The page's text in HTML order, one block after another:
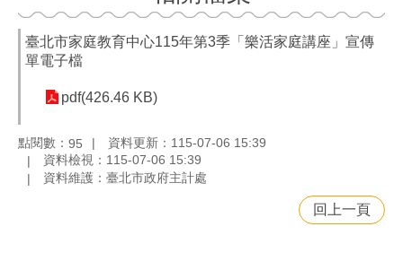
臺北市家庭教育中心115年第3季「樂活家庭講座」宣傳
單電子檔
pdf(426.46 KB)
點閱數： 95
資料更新：115-07-06 15:39
資料檢視：115-07-06 15:39
資料維護：臺北市政府主計處
回上一頁